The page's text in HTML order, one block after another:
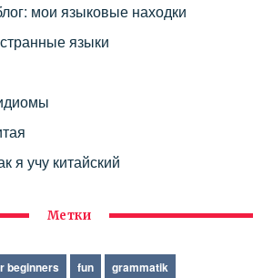
мои языковые находки
языки
я учу китайский
Метки
beginners fun grammatik